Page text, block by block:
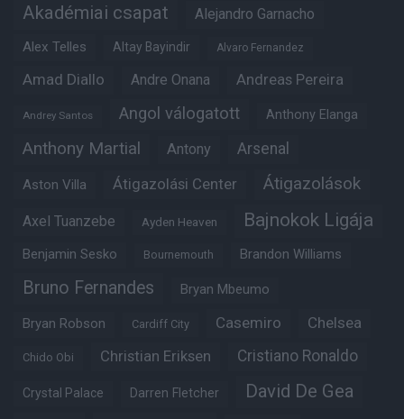
Akadémiai csapat Alejandro Garnacho
Alex Telles Altay Bayindir Alvaro Fernandez
Amad Diallo Andre Onana Andreas Pereira
Andrey Santos Angol válogatott Anthony Elanga
Anthony Martial Antony Arsenal
Aston Villa Átigazolási Center Átigazolások
Axel Tuanzebe Ayden Heaven Bajnokok Ligája
Benjamin Sesko Bournemouth Brandon Williams
Bruno Fernandes Bryan Mbeumo
Bryan Robson Cardiff City Casemiro Chelsea
Chido Obi Christian Eriksen Cristiano Ronaldo
Crystal Palace Darren Fletcher David De Gea